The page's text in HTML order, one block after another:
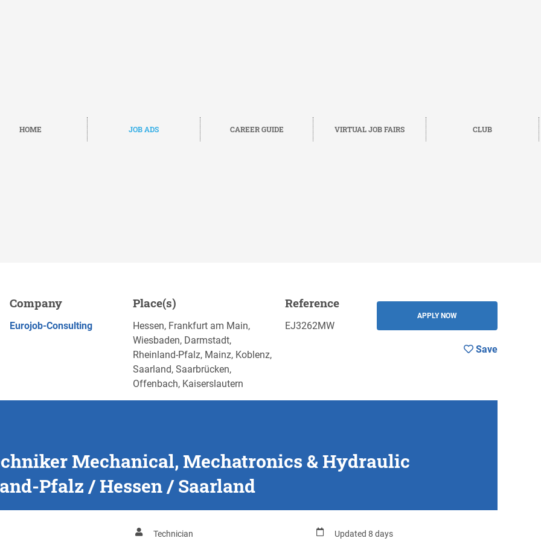
HOME JOB ADS CAREER GUIDE VIRTUAL JOB FAIRS CLUB
/ Hessen / Saarland
APPLY NOW Save
Company
Eurojob-Consulting
Place(s)
Hessen, Frankfurt am Main,
Wiesbaden, Darmstadt,
Rheinland-Pfalz, Mainz, Koblenz,
Saarland, Saarbrücken,
Offenbach, Kaiserslautern
Reference
EJ3262MW
APPLY NOW
Save
Mechanical, Mechatronics & Hydraulic
Pfalz / Hessen / Saarland
Technician Updated 8 days